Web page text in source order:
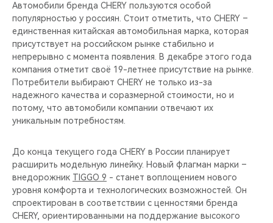
Автомобили бренда CHERY пользуются особой
популярностью у россиян. Стоит отметить, что CHERY –
единственная китайская автомобильная марка, которая
присутствует на российском рынке стабильно и
непрерывно с момента появления. В декабре этого года
компания отметит своё 19-летнее присутствие на рынке.
Потребители выбирают CHERY не только из-за
надежного качества и соразмерной стоимости, но и
потому, что автомобили компании отвечают их
уникальным потребностям.
До конца текущего года CHERY в России планирует
расширить модельную линейку. Новый флагман марки –
внедорожник TIGGO 9 - станет воплощением нового
уровня комфорта и технологических возможностей. Он
спроектирован в соответствии с ценностями бренда
CHERY, ориентированными на поддержание высокого